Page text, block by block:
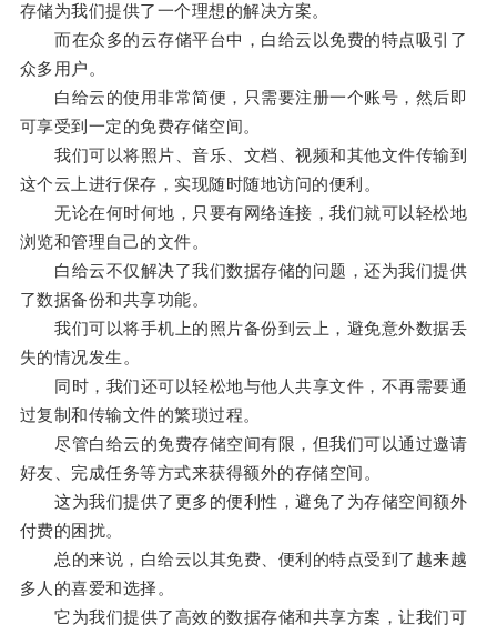
存储为我们提供了一个理想的解决方案。
而在众多的云存储平台中，白给云以免费的特点吸引了
众多用户。
白给云的使用非常简便，只需要注册一个账号，然后即
可享受到一定的免费存储空间。
我们可以将照片、音乐、文档、视频和其他文件传输到
这个云上进行保存，实现随时随地访问的便利。
无论在何时何地，只要有网络连接，我们就可以轻松地
浏览和管理自己的文件。
白给云不仅解决了我们数据存储的问题，还为我们提供
了数据备份和共享功能。
我们可以将手机上的照片备份到云上，避免意外数据丢
失的情况发生。
同时，我们还可以轻松地与他人共享文件，不再需要通
过复制和传输文件的繁琐过程。
尽管白给云的免费存储空间有限，但我们可以通过邀请
好友、完成任务等方式来获得额外的存储空间。
这为我们提供了更多的便利性，避免了为存储空间额外
付费的困扰。
总的来说，白给云以其免费、便利的特点受到了越来越
多人的喜爱和选择。
它为我们提供了高效的数据存储和共享方案，让我们可